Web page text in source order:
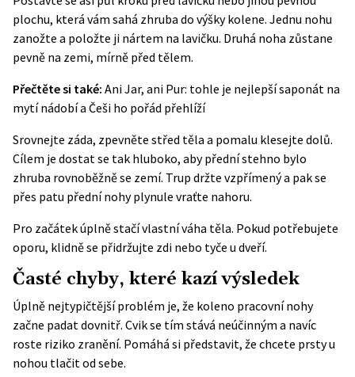
plochu, která vám sahá zhruba do výšky kolene. Jednu nohu
zanožte a položte ji nártem na lavičku. Druhá noha zůstane
pevně na zemi, mírně před tělem.
Přečtěte si také: Ani Jar, ani Pur: tohle je nejlepší saponát na
mytí nádobí a Češi ho pořád přehlíží
Srovnejte záda, zpevněte střed těla a pomalu klesejte dolů.
Cílem je dostat se tak hluboko, aby přední stehno bylo
zhruba rovnoběžně se zemí. Trup držte vzpřímený a pak se
přes patu přední nohy plynule vraťte nahoru.
Pro začátek úplně stačí vlastní váha těla. Pokud potřebujete
oporu, klidně se přidržujte zdi nebo tyče u dveří.
Časté chyby, které kazí výsledek
Úplně nejtypičtější problém je, že koleno pracovní nohy
začne padat dovnitř. Cvik se tím stává neúčinným a navíc
roste riziko zranění. Pomáhá si představit, že chcete prsty u
nohou tlačit od sebe.